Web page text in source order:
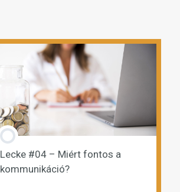
Lecke #04 – Miért fontos a
kommunikáció?